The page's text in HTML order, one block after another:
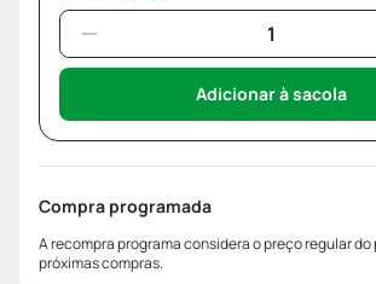
Adicionar à sacola
Compra programada
A recompra programa considera o preço regular
próximas compras.